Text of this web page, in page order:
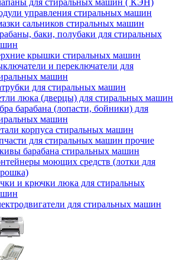
для стиральных машин ( КЭН)
управления стиральных машин
сальников стиральных машин
баки, полубаки для стиральных
крышки стиральных машин
и переключатели для
машин
для стиральных машин
люка (дверцы) для стиральных машин
барабана (лопасти, бойники) для
машин
корпуса стиральных машин
для стиральных машин прочие
барабана стиральных машин
моющих средств (лотки для
и крючки люка для стиральных
для стиральных машин